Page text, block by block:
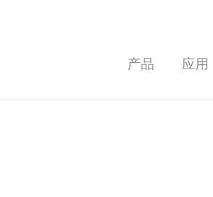
产品 应用